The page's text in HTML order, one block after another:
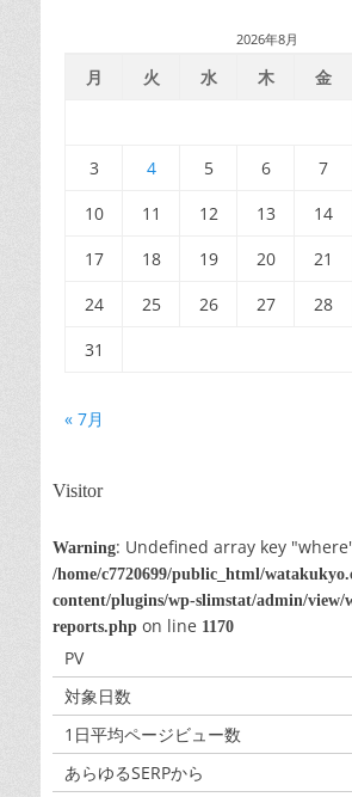
2026年8月
月 火 水 木 金
3
4 5 6 7
10
11 12 13 14
17
18 19 20 21
24
25 26 27 28
31
« 7月
Visitor
Warning: Undefined array key
/home/c7720699/public_html/
content/plugins/wp-slimstat/admin/view/
reports.php on line 1170
PV
対象日数
1日平均ページビュー数
あらゆるSERPから